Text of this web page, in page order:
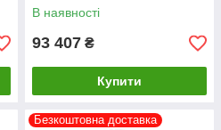
В наявності
93 407 ₴
Купити
Безкоштовна доставка